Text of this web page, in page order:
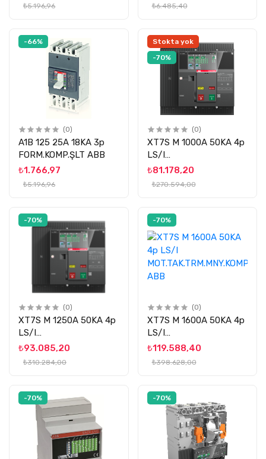
₺5.196,96 ₺6.485,40
-66%
(0)
A1B 125 25A 18KA 3p
FORM.KOMP.ŞLT ABB
₺1.766,97
₺5.196,96
Stokta yok
-70%
(0)
XT7S M 1000A 50KA 4p
LS/I
MOT.TAK.TRM.MNY.KOMP.ŞLT
ABB
₺81.178,20
₺270.594,00
-70%
(0)
XT7S M 1250A 50KA 4p
LS/I
MOT.TAK.TRM.MNY.KOMP.ŞLT
ABB
₺93.085,20
₺310.284,00
-70%
(0)
XT7S M 1600A 50KA 4p
LS/I
MOT.TAK.TRM.MNY.KOMP.ŞLT
ABB
₺119.588,40
₺398.628,00
-70% -70%